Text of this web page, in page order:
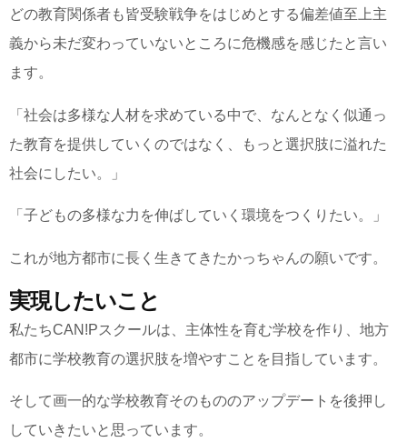
どの教育関係者も皆受験戦争をはじめとする偏差値至上主
義から未だ変わっていないところに危機感を感じたと言い
ます。
「社会は多様な人材を求めている中で、なんとなく似通っ
た教育を提供していくのではなく、もっと選択肢に溢れた
社会にしたい。」
「子どもの多様な力を伸ばしていく環境をつくりたい。」
これが地方都市に長く生きてきたかっちゃんの願いです。
実現したいこと
私たちCAN!Pスクールは、主体性を育む学校を作り、地方
都市に学校教育の選択肢を増やすことを目指しています。
そして画一的な学校教育そのもののアップデートを後押し
していきたいと思っています。